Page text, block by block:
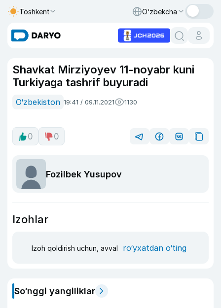
Toshkent O‘zbekcha
Shavkat Mirziyoyev 11-noyabr kuni
Turkiyaga tashrif buyuradi
O‘zbekiston 19:41 / 09.11.2021 1130
0 0
Fozilbek Yusupov
Izohlar
Izoh qoldirish uchun, avval ro‘yxatdan o‘ting
So‘nggi yangiliklar